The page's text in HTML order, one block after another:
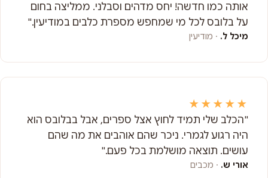
אותה כמו חדשה! יחס מדהים וסבלני. ממליצה בחום
על בלובס לכל מי שמחפש מספרת כלבים במודיעין."
מיכל ל. · מודיעין
★★★★★
"הכלב שלי תמיד לחוץ אצל ספרים, אבל בבלובס הוא
היה רגוע לגמרי. ניכר שהם אוהבים את מה שהם
עושים. תוצאה מושלמת בכל פעם."
אורי ש. · מכבים